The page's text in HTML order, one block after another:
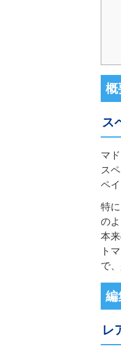
概
ス
マ
ス
ペ
特
の
本
ト
で
編
レ